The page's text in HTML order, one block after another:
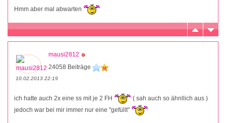
Hmm aber mal abwarten
mausi2812
24058 Beiträge
10.02.2013 22:19
ich hatte auch 2x eine ss mit je 2 FH
( sah auch so ähnllich aus )
jedoch war bei mir immer nur eine "gefüllt"